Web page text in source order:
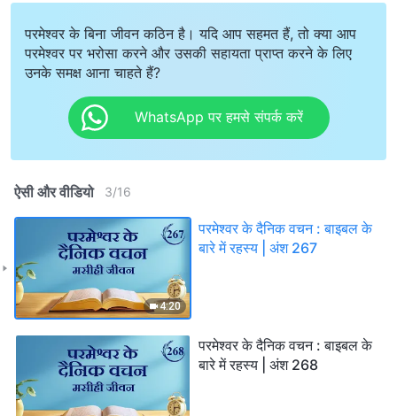
परमेश्वर के बिना जीवन कठिन है। यदि आप सहमत हैं, तो क्या आप
परमेश्वर पर भरोसा करने और उसकी सहायता प्राप्त करने के लिए
उनके समक्ष आना चाहते हैं?
WhatsApp पर हमसे संपर्क करें
ऐसी और वीडियो 3/16
4:20
परमेश्वर के दैनिक वचन : बाइबल के
बारे में रहस्य | अंश 267
परमेश्वर के दैनिक वचन : बाइबल के
बारे में रहस्य | अंश 268